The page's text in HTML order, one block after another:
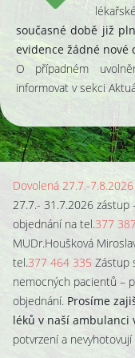
současné době již
evidence žádné nové
O případném
informovat v sekci
Dovolená 27.7.-7.8.2026
27.7.- 31.7.2026 zástup
objednání na tel.377
MUDr.Houšková
tel.377 464 335 Zástup
nemocných pacientů –
objednání. Prosíme
léků v naší ambulanci
potvrzení a